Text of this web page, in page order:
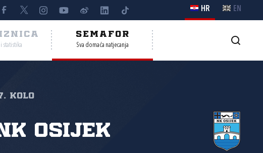
HR EN
statistika
SEMAFOR
Sva domaća natjecanja
kolo
Osijek